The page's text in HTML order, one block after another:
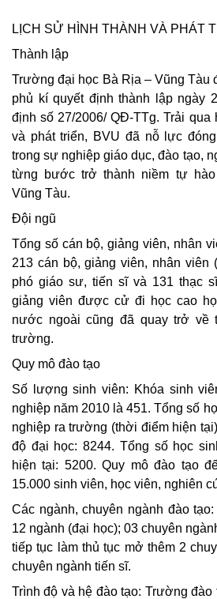
LỊCH SỬ HÌNH THÀNH VÀ PHÁT
Thành lập
Trường đại học Bà Rịa – Vũng
phủ kí quyết định thành lập ngày
định số 27/2006/ QĐ-TTg. Trải qua
và phát triển, BVU đã nỗ lực
trong sự nghiệp giáo dục, đào tạo,
từng bước trở thành niềm tự
Vũng Tàu.
Đội ngũ
Tổng số cán bộ, giảng viên, nhân
213 cán bộ, giảng viên, nhân viên
phó giáo sư, tiến sĩ và 131 thạc
giảng viên được cử đi học cao
nước ngoài cũng đã quay trở về
trường.
Quy mô đào tạo
Số lượng sinh viên: Khóa sinh
nghiệp năm 2010 là 451. Tổng số
nghiệp ra trường (thời điểm hiện
độ đại học: 8244. Tổng số học
hiện tại: 5200. Quy mô đào tạo
15.000 sinh viên, học viên, nghiên
Các ngành, chuyên ngành đào
12 ngành (đại học); 03 chuyên
tiếp tục làm thủ tục mở thêm 2
chuyên ngành tiến sĩ.
Trình độ và hệ đào tạo: Trường